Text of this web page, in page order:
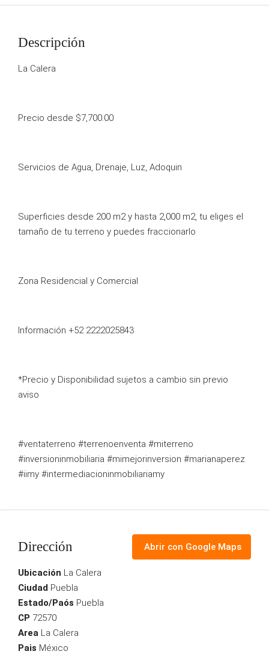
Descripción
La Calera
Precio desde $7,700.00
Servicios de Agua, Drenaje, Luz, Adoquin
Superficies desde 200 m2 y hasta 2,000 m2, tu eliges el
tamaño de tu terreno y puedes fraccionarlo
Zona Residencial y Comercial
Información +52 2222025843
*Precio y Disponibilidad sujetos a cambio sin previo
aviso
#ventaterreno #terrenoenventa #miterreno
#inversioninmobiliaria #mimejorinversion #marianaperez
#iimy #intermediacioninmobiliariamy
Dirección Abrir con Google Maps
Ubicación La Calera
Ciudad Puebla
Estado/Paós Puebla
CP 72570
Area La Calera
Pais México